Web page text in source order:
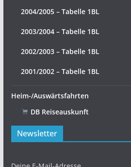
2004/2005 – Tabelle 1BL
2003/2004 – Tabelle 1BL
2002/2003 – Tabelle 1BL
2001/2002 – Tabelle 1BL
Heim-/Auswärtsfahrten
DB Reiseauskunft
Newsletter